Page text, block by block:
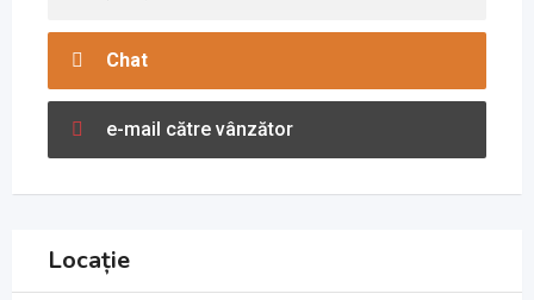
Chat
e-mail către vânzător
Locație